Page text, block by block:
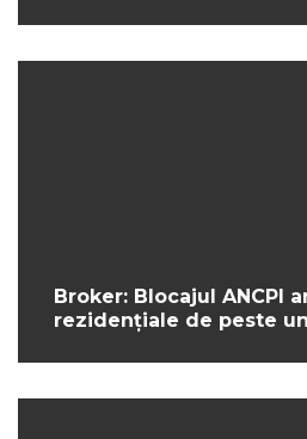
Broker: Blocajul ANCPI
rezidențiale de peste